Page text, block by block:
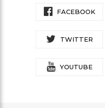
FACEBOOK
TWITTER
YOUTUBE